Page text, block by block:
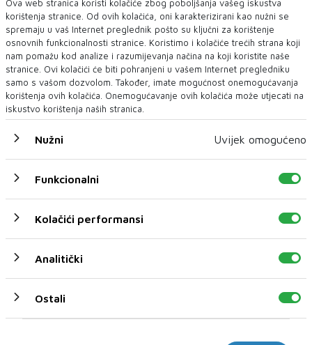
Teška prometna nezgoda u Privalju: Dvoje
Dana 06.08.2026. godine u 10:14 sati na dijelu
06 KOL 2026
Ova web stranica koristi kolačiće zbog poboljšanja vašeg iskustva
korištenja stranice. Od ovih kolačića, oni karakterizirani kao nužni se
spremaju u vaš Internet preglednik pošto su ključni za korištenje
osnovnih funkcionalnosti stranice. Koristimo i kolačiće trećih strana koji
nam pomažu kod analize i razumijevanja načina na koji koristite naše
stranice. Ovi kolačići će biti pohranjeni u vašem Internet pregledniku
samo s vašom dozvolom. Također, imate mogućnost onemogućavanja
korištenja ovih kolačića. Onemogućavanje ovih kolačića može utjecati na
iskustvo korištenja naših stranica.
Nužni Uvijek omogućeno
Funkcionalni
Kolačići performansi
Analitički
Ostali